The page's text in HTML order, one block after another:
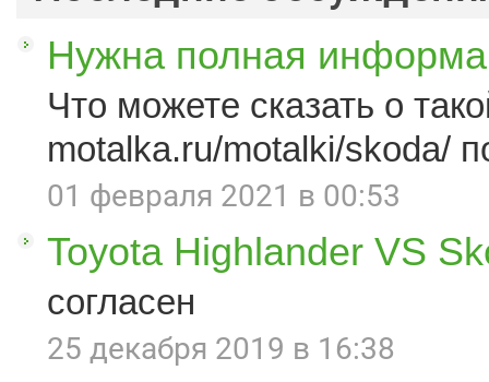
Нужна полная
Что можете сказать о
motalka.ru/motalki/skoda/
01 февраля 2021 в 00:53
Toyota Highlander VS
согласен
25 декабря 2019 в 16:38